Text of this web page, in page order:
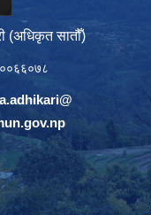
(अधिकृत सातौँ)